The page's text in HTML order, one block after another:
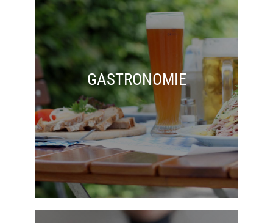
GASTRONOMIE